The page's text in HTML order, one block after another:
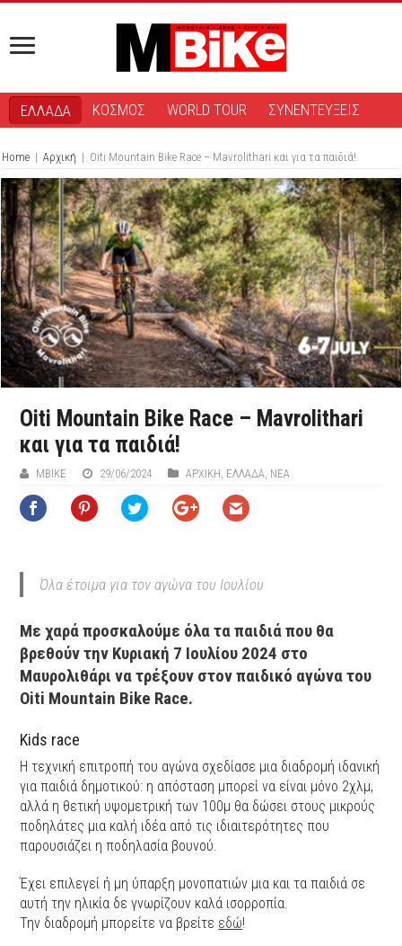
ΕΛΛΑΔΑ ΚΟΣΜΟΣ WORLD TOUR ΣΥΝΕΝΤΕΥΞΕΙΣ
Home | Αρχική | Oiti Mountain Bike Race – Mavrolithari και για τα παιδιά!
Oiti Mountain Bike Race – Mavrolithari
και για τα παιδιά!
ΜΒIKE 29/06/2024 ΑΡΧΙΚΉ ΕΛΛΑΔΑ ΝΕΑ
Όλα έτοιμα για τον αγώνα του Ιουλίου
Με χαρά προσκαλούμε όλα τα παιδιά που θα
βρεθούν την Κυριακή 7 Ιουλίου 2024 στο
Μαυρολιθάρι να τρέξουν στον παιδικό αγώνα του
Oiti Mountain Bike Race.
Kids race
Η τεχνική επιτροπή του αγώνα σχεδίασε μια διαδρομή ιδανική
για παιδιά δημοτικού: η απόσταση μπορεί να είναι μόνο 2χλμ,
αλλά η θετική υψομετρική των 100μ θα δώσει στους μικρούς
ποδηλάτες μια καλή ιδέα από τις ιδιαιτερότητες που
παρουσιάζει η ποδηλασία βουνού.
Έχει επιλεγεί ή μη ύπαρξη μονοπατιών μια και τα παιδιά σε
αυτή την ηλικία δε γνωρίζουν καλά ισορροπία.
Την διαδρομή μπορείτε να βρείτε εδώ!